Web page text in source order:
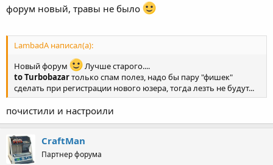
форум новый, травы не было
LambadA написал(а):
Новый форум
Лучше старого....
to Turbobazarтолько спам полез, надо бы пару "фишек"
сделать при регистрации нового юзера, тогда лезть не будут...
почистили и настроили
CraftMan
Партнер форума